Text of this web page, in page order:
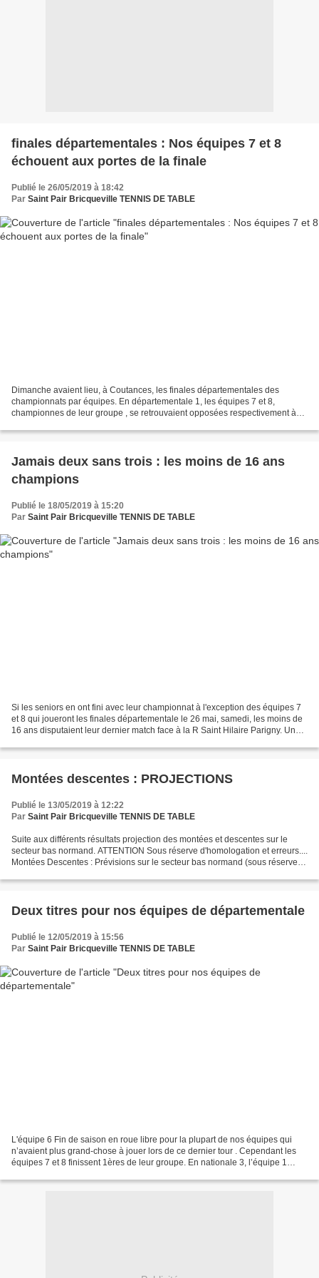
finales départementales : Nos équipes 7 et 8
échouent aux portes de la finale
Publié le 26/05/2019 à 18:42
Par Saint Pair Bricqueville TENNIS DE TABLE
Dimanche avaient lieu, à Coutances, les finales départementales des
championnats par équipes. En départementale 1, les équipes 7 et 8,
championnes de leur groupe , se retrouvaient opposées respectivement à
Jamais deux sans trois : les moins de 16 ans
champions
Publié le 18/05/2019 à 15:20
Par Saint Pair Bricqueville TENNIS DE TABLE
Si les seniors en ont fini avec leur championnat à l'exception des équipes 7
et 8 qui joueront les finales départementale le 26 mai, samedi, les moins de
16 ans disputaient leur dernier match face à la R Saint Hilaire Parigny. Un
Montées descentes : PROJECTIONS
Publié le 13/05/2019 à 12:22
Par Saint Pair Bricqueville TENNIS DE TABLE
Suite aux différents résultats projection des montées et descentes sur le
secteur bas normand. ATTENTION Sous réserve d'homologation et erreurs....
Montées Descentes : Prévisions sur le secteur bas normand (sous réserve
Deux titres pour nos équipes de départementale
Publié le 12/05/2019 à 15:56
Par Saint Pair Bricqueville TENNIS DE TABLE
L'équipe 6 Fin de saison en roue libre pour la plupart de nos équipes qui
n’avaient plus grand-chose à jouer lors de ce dernier tour . Cependant les
équipes 7 et 8 finissent 1ères de leur groupe. En nationale 3, l’équipe 1